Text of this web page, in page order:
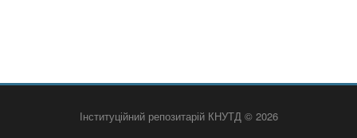
Інституційний репозитарій КНУТД © 2026